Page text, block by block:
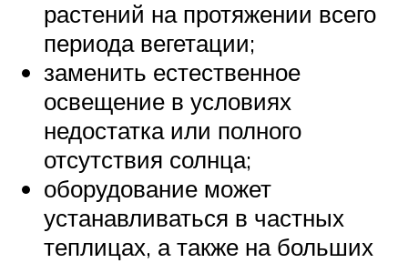
растений на протяжении всего
периода вегетации;
заменить естественное
освещение в условиях
недостатка или полного
отсутствия солнца;
оборудование может
устанавливаться в частных
теплицах, а также на больших